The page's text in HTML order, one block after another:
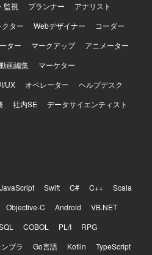
監視 プランナー
アナリスト
ター Webデザイナー
コーダー
ター マークアップ
アニメーター
動画編集
マーケター
UX オペレーター
ヘルプデスク
社内SE
データサイエンティスト
JavaScript Swift C# C++
Scala
Objective-C Android
VB.NET
COBOL PL/I
RPG
ブラ Go言語 Kotlin
TypeScript